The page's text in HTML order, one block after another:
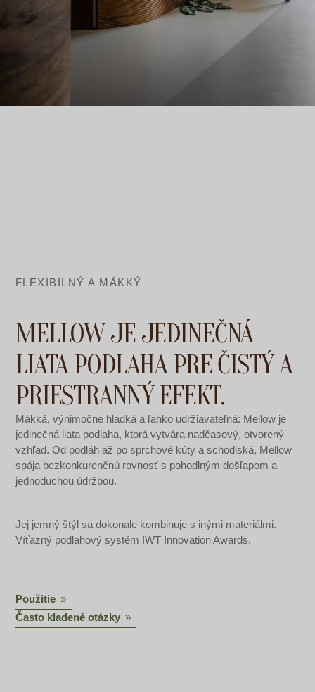
FLEXIBILNÝ A MÄKKÝ
MELLOW JE JEDINEČNÁ
LIATA PODLAHA PRE ČISTÝ A
PRIESTRANNÝ EFEKT.
Mäkká, výnimočne hladká a ľahko udržiavateľná: Mellow je
jedinečná liata podlaha, ktorá vytvára nadčasový, otvorený
vzhľad. Od podláh až po sprchové kúty a schodiská, Mellow
spája bezkonkurenčnú rovnosť s pohodlným došľapom a
jednoduchou údržbou.
Jej jemný štýl sa dokonale kombinuje s inými materiálmi.
Víťazný podlahový systém IWT Innovation Awards.
Použitie
Často kladené otázky